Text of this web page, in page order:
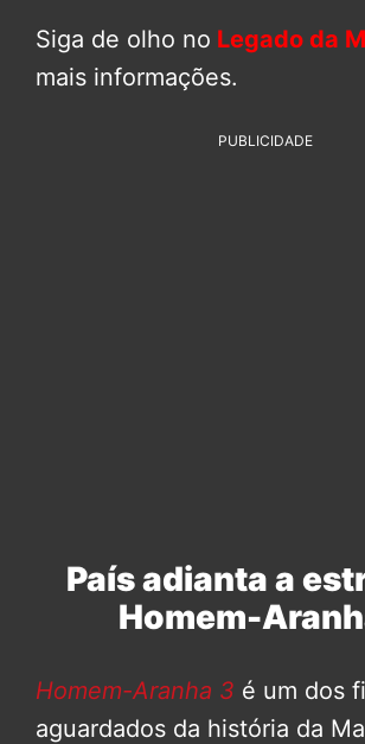
Siga de olho no Legado da
mais informações.
PUBLICIDADE
País adianta a
Homem-
Homem-Aranha 3 é um dos
aguardados da história da